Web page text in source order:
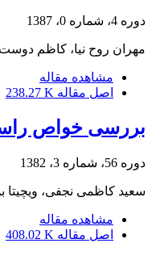
دوره 4، شماره 0، 1387
مهران روح نیا، کاظم
مشاهده مقاله
اصل مقاله 238.27 K
بررسی خواص
دوره 56، شماره 3، 1382
سعید کاظمی نجفی، ویچیتا
مشاهده مقاله
اصل مقاله 408.02 K